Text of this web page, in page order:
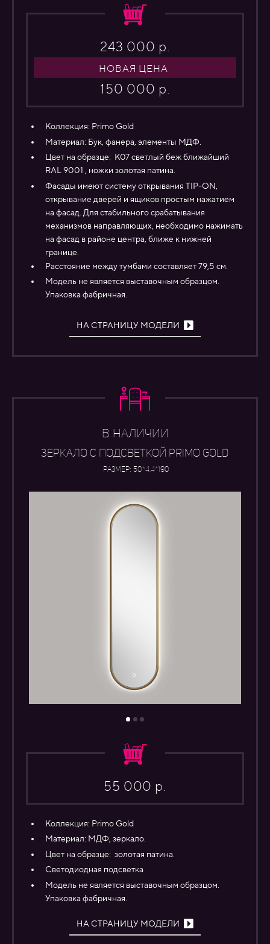
243 000 р.
НОВАЯ ЦЕНА
150 000 р.
Коллекция: Primo Gold
Материал: Бук, фанера, элементы МДФ.
Цвет на образце: К07 светлый беж ближайший
RAL 9001 , ножки золотая патина.
Фасады имеют систему открывания TIP-ON,
открывание дверей и ящиков простым нажатием
на фасад. Для стабильного срабатывания
механизмов направляющих, необходимо нажимать
на фасад в районе центра, ближе к нижней
границе.
Расстояние между тумбами составляет 79,5 см.
Модель не является выставочным образцом.
Упаковка фабричная.
НА СТРАНИЦУ МОДЕЛИ
В НАЛИЧИИ
ЗЕРКАЛО С ПОДСВЕТКОЙ PRIMO GOLD
Размер: 50*4,4*190
55 000 р.
Коллекция: Primo Gold
Материал: МДФ, зеркало.
Цвет на образце: золотая патина.
Светодиодная подсветка
Модель не является выставочным образцом.
Упаковка фабричная.
НА СТРАНИЦУ МОДЕЛИ